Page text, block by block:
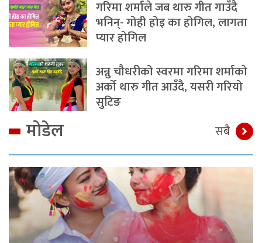
गरिमा शर्माले जब थारु गीत गाउँदै
भनिन्- गोही होइ का होगिल, लागता
प्यार होगिल
अन्नु चौधरीको स्वरमा गरिमा शर्माको
अर्को थारु गीत आउँदै, यसरी गरियो
सुटिङ
मोडेल सबै